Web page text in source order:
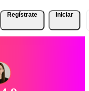
Regístrate Iniciar